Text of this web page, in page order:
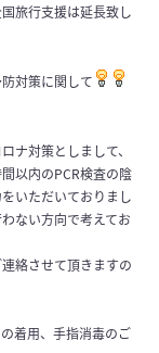
旅行支援は延長致し
対策に関して
ナ対策としまして、
以内のPCR検査の陰
いただいておりまし
ない方向で考えてお
絡させて頂きますの
着用、手指消毒のご